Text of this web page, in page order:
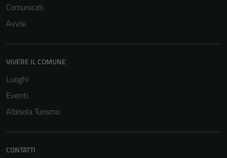
Comunicati
Avvisi
VIVERE IL COMUNE
Luoghi
Eventi
Albisola Turismo
CONTATTI